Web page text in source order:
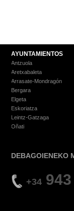
AYUNTAMIENTOS
Antzuola
Aretxabaleta
Arrasate-Mondragón
Bergara
Elgeta
Eskoriatza
Leintz-Gatzaga
Oñati
DEBAGOIENEKO
+34